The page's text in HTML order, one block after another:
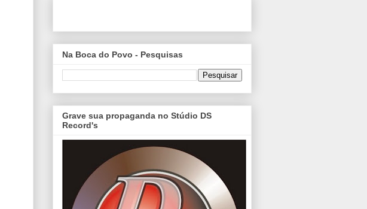
Na Boca do Povo - Pesquisas
Grave sua propaganda no Stúdio DS
Record's